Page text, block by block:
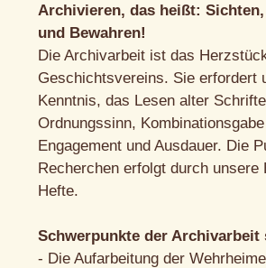
Archivieren, das heißt:
und Bewahren!
Die Archivarbeit ist das
Geschichtsvereins. Sie erfordert
Kenntnis, das Lesen alter
Ordnungssinn,
Engagement und Ausdauer. Die
Recherchen erfolgt durch unsere
Hefte.
Schwerpunkte der Archivarbeit
- Die Aufarbeitung der